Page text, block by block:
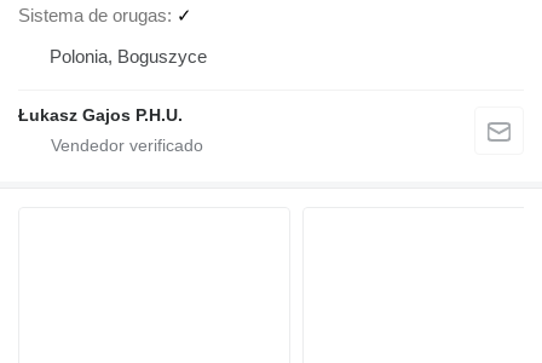
Sistema de orugas
✓
Polonia, Boguszyce
Łukasz Gajos P.H.U.